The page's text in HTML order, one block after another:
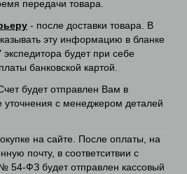
передачи товара.
- после доставки товара. В
эту информацию в бланке
будет при себе
банковской картой.
Счет будет отправлен Вам в
уточнения с менеджером деталей
на сайте. После оплаты, на
почту, в соответситвии с
ФЗ будет отправлен кассовый